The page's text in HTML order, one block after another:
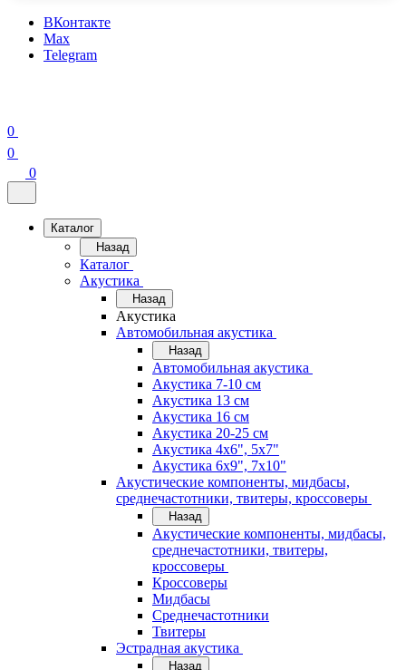
ВКонтакте
Max
Telegram
0
0
0
Каталог
Назад
Каталог
Акустика
Назад
Акустика
Автомобильная акустика
Назад
Автомобильная акустика
Акустика 7-10 см
Акустика 13 см
Акустика 16 см
Акустика 20-25 см
Акустика 4х6", 5х7"
Акустика 6х9", 7х10"
Акустические компоненты, мидбасы,
среднечастотники, твитеры, кроссоверы
Назад
Акустические компоненты, мидбасы,
среднечастотники, твитеры,
кроссоверы
Кроссоверы
Мидбасы
Среднечастотники
Твитеры
Эстрадная акустика
Назад